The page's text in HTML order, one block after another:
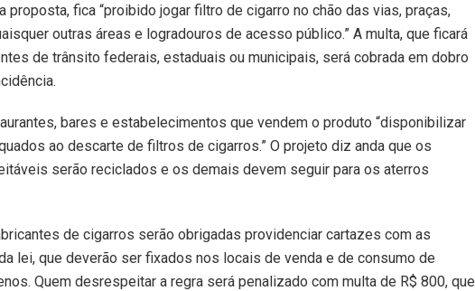
proposta, fica “proibido jogar filtro de cigarro no chão das vias, praças,
outras áreas e logradouros de acesso público.” A multa, que ficará
de trânsito federais, estaduais ou municipais, será cobrada em dobro
bares e estabelecimentos que vendem o produto “disponibilizar
ao descarte de filtros de cigarros.” O projeto diz anda que os
serão reciclados e os demais devem seguir para os aterros
de cigarros serão obrigadas providenciar cartazes com as
lei, que deverão ser fixados nos locais de venda e de consumo de
Quem desrespeitar a regra será penalizado com multa de R$ 800, que